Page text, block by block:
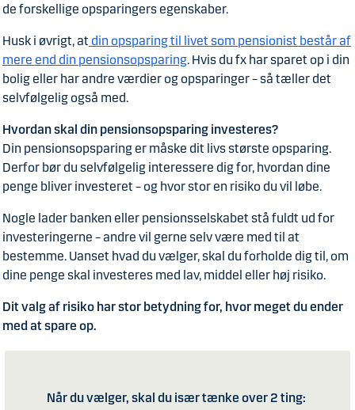
de forskellige opsparingers egenskaber.
Husk i øvrigt, at din opsparing til livet som pensionist består af
mere end din pensionsopsparing. Hvis du fx har sparet op i din
bolig eller har andre værdier og opsparinger – så tæller det
selvfølgelig også med.
Hvordan skal din pensionsopsparing investeres?
Din pensionsopsparing er måske dit livs største opsparing.
Derfor bør du selvfølgelig interessere dig for, hvordan dine
penge bliver investeret – og hvor stor en risiko du vil løbe.
Nogle lader banken eller pensionsselskabet stå fuldt ud for
investeringerne – andre vil gerne selv være med til at
bestemme. Uanset hvad du vælger, skal du forholde dig til, om
dine penge skal investeres med lav, middel eller høj risiko.
Dit valg af risiko har stor betydning for, hvor meget du ender
med at spare op.
Når du vælger, skal du især tænke over 2 ting: